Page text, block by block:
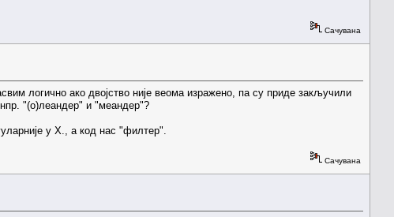
Сачувана
логично ако двојство није веома изражено, па су приде закључили
"(о)леандер" и "меандер"?
у Х., а код нас "филтер".
Сачувана